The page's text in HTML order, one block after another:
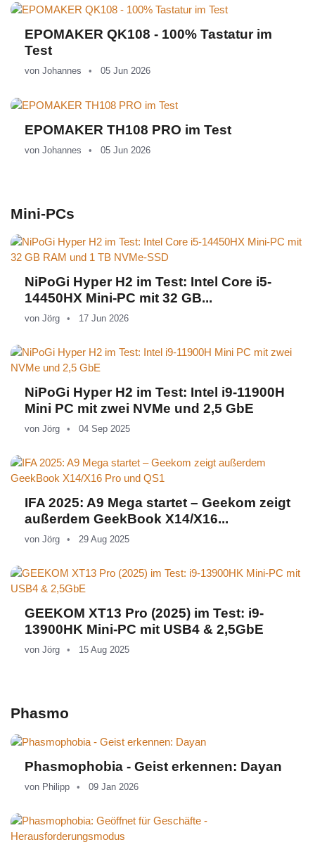
EPOMAKER QK108 - 100% Tastatur im
Test
von Johannes 05 Jun 2026
EPOMAKER TH108 PRO im Test
von Johannes 05 Jun 2026
Mini-PCs
NiPoGi Hyper H2 im Test: Intel Core i5-
14450HX Mini-PC mit 32 GB...
von Jörg 17 Jun 2026
NiPoGi Hyper H2 im Test: Intel i9-11900H
Mini PC mit zwei NVMe und 2,5 GbE
von Jörg 04 Sep 2025
IFA 2025: A9 Mega startet – Geekom zeigt
außerdem GeekBook X14/X16...
von Jörg 29 Aug 2025
GEEKOM XT13 Pro (2025) im Test: i9-
13900HK Mini-PC mit USB4 & 2,5GbE
von Jörg 15 Aug 2025
Phasmo
Phasmophobia - Geist erkennen: Dayan
von Philipp 09 Jan 2026